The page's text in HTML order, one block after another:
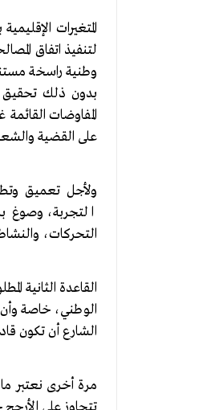
المتغيرات
لتنفيذ اتفاق
وطنية راسخة
بدون ذلك تحقيق
المفاوضات
على القضية
ولأجل تعميق
التجربة، وصوغ
التحركات،
القاعدة الثانية
الوطني، خاصة
الشارع أن تكون
مرة أخرى نعتبر